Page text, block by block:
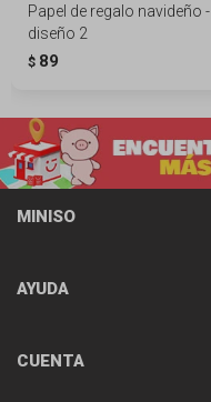
Papel de regalo navideño -
diseño 2
$ 89
MINISO
AYUDA
CUENTA